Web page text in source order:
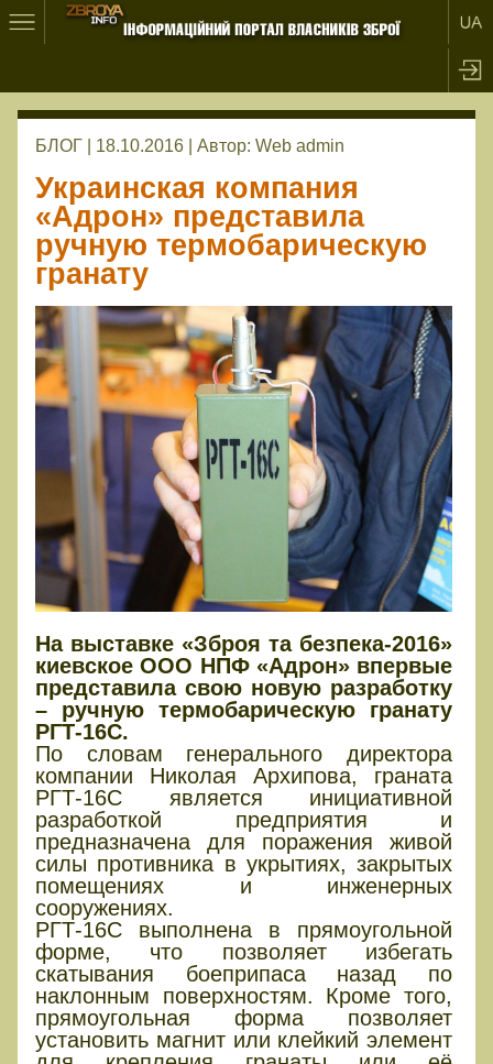
БЛОГ | 18.10.2016 | Автор: Web admin
Украинская компания
«Адрон» представила
ручную термобарическую
гранату
На выставке «Зброя та безпека-2016»
киевское ООО НПФ «Адрон» впервые
представила свою новую разработку
– ручную термобарическую гранату
РГТ-16С.
По словам генерального директора
компании Николая Архипова, граната
РГТ-16С является инициативной
разработкой предприятия и
предназначена для поражения живой
силы противника в укрытиях, закрытых
помещениях и инженерных
сооружениях.
РГТ-16С выполнена в прямоугольной
форме, что позволяет избегать
скатывания боеприпаса назад по
наклонным поверхностям. Кроме того,
прямоугольная форма позволяет
установить магнит или клейкий элемент